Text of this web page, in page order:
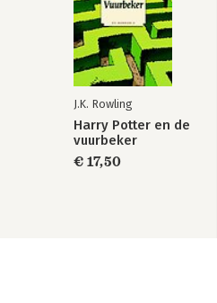
J.K. Rowling
Harry Potter en de
vuurbeker
€ 17,50